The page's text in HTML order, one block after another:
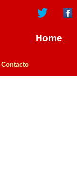
Home
Contacto